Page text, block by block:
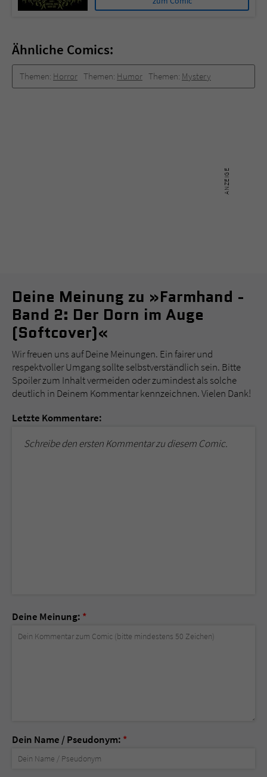
Ähnliche Comics:
Themen: Horror Themen: Humor Themen: Mystery
Deine Meinung zu »Farmhand -
Band 2: Der Dorn im Auge
(Softcover)«
Wir freuen uns auf Deine Meinungen. Ein fairer und
respektvoller Umgang sollte selbstverständlich sein. Bitte
Spoiler zum Inhalt vermeiden oder zumindest als solche
deutlich in Deinem Kommentar kennzeichnen. Vielen Dank!
Letzte Kommentare:
Schreibe den ersten Kommentar zu diesem Comic.
Deine Meinung: *
Dein Name / Pseudonym: *